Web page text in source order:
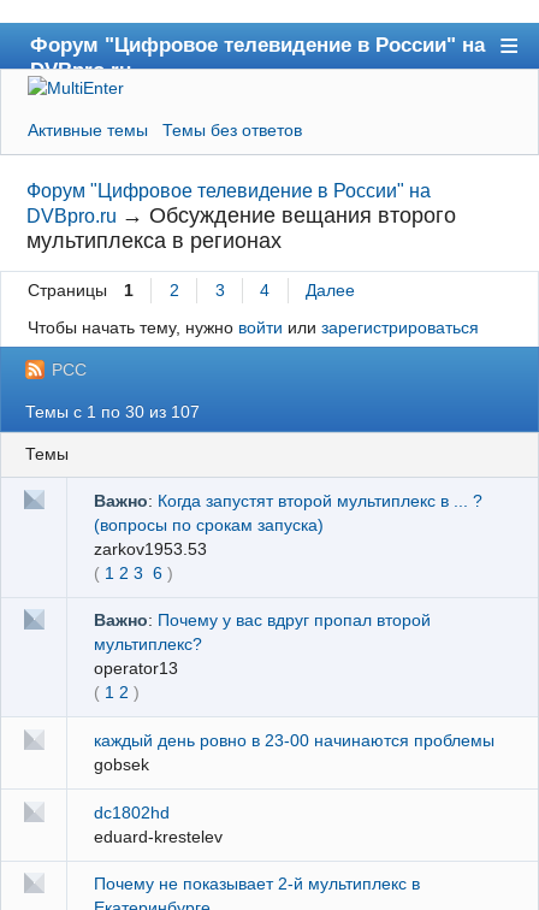
Форум "Цифровое телевидение в России" на
DVBpro.ru
Форум
Сайт DVBpro.ru
Поиск
Регистрация
Вход
Активные темы Темы без ответов
Форум "Цифровое телевидение в России" на
DVBpro.ru →Обсуждение вещания второго
мультиплекса в регионах
Страницы 1 2 3 4
Далее
Чтобы начать тему, нужно войти или зарегистрироваться
РСС
Темы с 1 по 30 из 107
Темы
Важно: Когда запустят второй мультиплекс в ... ?
(вопросы по срокам запуска)
zarkov1953.53
( 1 2 3 6)
Важно: Почему у вас вдруг пропал второй
мультиплекс?
operator13
( 1 2 )
каждый день ровно в 23-00 начинаются проблемы
gobsek
dc1802hd
eduard-krestelev
Почему не показывает 2-й мультиплекс в